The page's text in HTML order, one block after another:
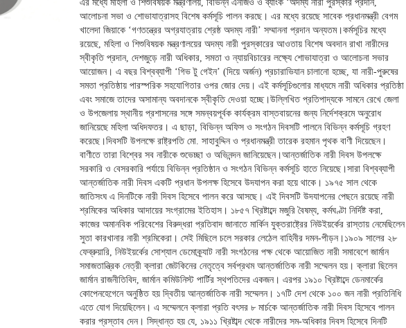
এর মধ্যে মহিলা ও শিশুবিষয়ক মন্ত্রণালয়, বিভিন্ন এনজিও ও ব্যাংক ‘অদম্য নারী পুরস্কার প্রদান,
আলোচনা সভা ও শোভাযাত্রাসহ বিশেষ কর্মসূচি পালন করছে। এর মধ্যে রয়েছে সাবেক প্রধানমন্ত্রী বেগম
খালেদা জিয়াকে ‘গণতন্ত্রের অগ্রযাত্রায় শ্রেষ্ঠ অদম্য নারী’ সম্মাননা প্রদান অন্যতম।কর্মসূচির মধ্যে
রয়েছে, মহিলা ও শিশুবিষয়ক মন্ত্রণালয়ের অদম্য নারী পুরস্কারের আওতায় বিশেষ অবদান রাখা নারীদের
স্বীকৃতি প্রদান, দেশজুড়ে নারী অধিকার, সমতা ও ন্যায়বিচারের লক্ষ্যে শোভাযাত্রা ও আলোচনা সভার
আয়োজন। এ বছর বিশ্বব্যাপী ‘গিভ টু গেইন’ (দিয়ে অর্জন) প্রচারাভিযান চালানো হচ্ছে, যা নারী-পুরুষের
সমতা প্রতিষ্ঠায় পারস্পরিক সহযোগিতার ওপর জোর দেয়। এই কর্মসূচিগুলোর মাধ্যমে নারী অধিকার প্রতিষ্ঠা
এবং সমাজে তাদের অসামান্য অবদানকে স্বীকৃতি দেওয়া হচ্ছে।উল্লিখিত প্রতিপাদ্যকে সামনে রেখে জেলা
ও উপজেলায় স্থানীয় প্রশাসনের সঙ্গে সমন্বয়পূর্বক কার্যক্রম বাস্তবায়নের জন্য নির্দেশক্রমে অনুরোধ
জানিয়েছে মহিলা অধিদফতর। এ ছাড়া, বিভিন্ন অফিস ও সংগঠন দিবসটি পালনে বিভিন্ন কর্মসূচি গ্রহণ
করেছে।দিবসটি উপলক্ষে রাষ্ট্রপতি মো. সাহাবুদ্দিন ও প্রধানমন্ত্রী তারেক রহমান পৃথক বাণী দিয়েছেন।
বাণীতে তারা বিশ্বের সব নারীকে শুভেচ্ছা ও অভিনন্দন জানিয়েছেন।আন্তর্জাতিক নারী দিবস উপলক্ষে
সরকারি ও বেসরকারি পর্যায়ে বিভিন্ন প্রতিষ্ঠান ও সংগঠন বিভিন্ন কর্মসূচি হাতে নিয়েছে।সারা বিশ্বব্যাপী
আন্তর্জাতিক নারী দিবস একটি প্রধান উপলক্ষ হিসেবে উদযাপন করা হয়ে থাকে। ১৯৭৫ সাল থেকে
জাতিসংঘ এ দিনটিকে নারী দিবস হিসেবে পালন করে আসছে। এই দিবসটি উদযাপনের পেছনে রয়েছে নারী
শ্রমিকের অধিকার আদায়ের সংগ্রামের ইতিহাস। ১৮৫৭ খ্রিষ্টাব্দে মজুরি বৈষম্য, কর্মঘণ্টা নির্দিষ্ট করা,
কাজের অমানবিক পরিবেশের বিরুদ্ধরা প্রতিবাদ জানাতে মার্কিন যুক্তরাষ্ট্রের নিউইয়র্কের রাস্তায় নেমেছিলেন
সুতা কারখানার নারী শ্রমিকেরা। সেই মিছিলে চলে সরকার লেঠেল বাহিনীর দমন-পীড়ন।১৯০৯ সালের ২৮
ফেব্রুয়ারি, নিউইয়র্কের সোশ্যাল ডেমোক্র্যাট নারী সংগঠনের পক্ষ থেকে আয়োজিত নারী সমাবেশে জার্মান
সমাজতান্ত্রিক নেত্রী ক্লারা জেটকিনের নেতৃত্বে সর্বপ্রথম আন্তর্জাতিক নারী সম্মেলন হয়। ক্লারা ছিলেন
জার্মান রাজনীতিবিদ, জার্মান কমিউনিস্ট পার্টির স্থপতিদের একজন। এরপর ১৯১০ খ্রিষ্টাব্দে ডেনমার্কের
কোপেনহেগেনে অনুষ্ঠিত হয় দ্বিতীয় আন্তর্জাতিক নারী সম্মেলন। ১৭টি দেশ থেকে ১০০ জন নারী প্রতিনিধি
এতে যোগ দিয়েছিলেন। এ সম্মেলনে ক্লারা প্রতি বৎসর ৮ মার্চকে আন্তর্জাতিক নারী দিবস হিসেবে পালন
করার প্রস্তাব দেন। সিদ্ধান্ত হয় যে, ১৯১১ খ্রিষ্টাব্দ থেকে নারীদের সম-অধিকার দিবস হিসেবে দিনটি